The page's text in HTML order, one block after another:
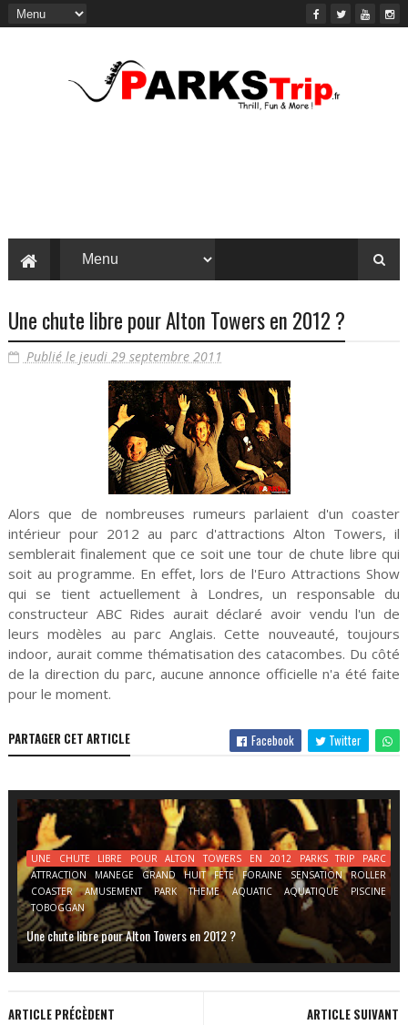
Une chute libre pour Alton Towers en 2012 ?
Publié le jeudi 29 septembre 2011
Alors que de nombreuses rumeurs parlaient d'un coaster
intérieur pour 2012 au parc d'attractions Alton Towers, il
semblerait finalement que ce soit une tour de chute libre qui
soit au programme. En effet, lors de l'Euro Attractions Show
qui se tient actuellement à Londres, un responsable du
constructeur ABC Rides aurait déclaré avoir vendu l'un de
leurs modèles au parc Anglais. Cette nouveauté, toujours
indoor, aurait comme thématisation des catacombes. Du côté
de la direction du parc, aucune annonce officielle n'a été faite
pour le moment.
PARTAGER CET ARTICLE Facebook Twitter
UNE CHUTE LIBRE POUR ALTON TOWERS EN 2012 PARKS TRIP PARC
ATTRACTION MANEGE GRAND HUIT FETE FORAINE SENSATION ROLLER
COASTER AMUSEMENT PARK THEME AQUATIC AQUATIQUE PISCINE
TOBOGGAN
Une chute libre pour Alton Towers en 2012 ?
ARTICLE SUIVANT
ARTICLE PRÉCÈDENT